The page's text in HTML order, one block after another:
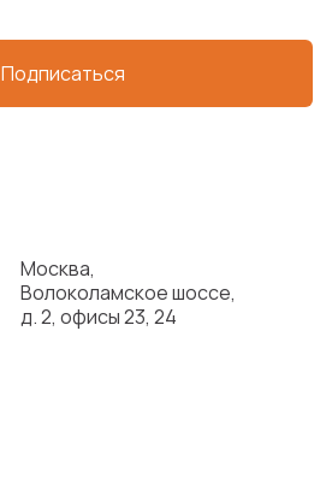
Подписаться
Москва,
Волоколамское шоссе,
д. 2, офисы 23, 24